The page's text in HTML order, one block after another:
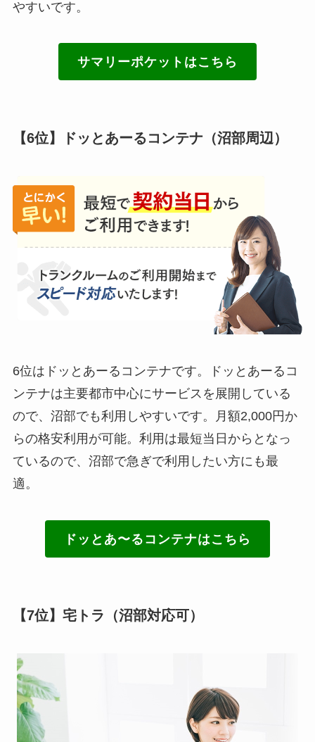
やすいです。
サマリーポケットはこちら
【6位】ドッとあーるコンテナ（沼部周辺）
6位はドッとあーるコンテナです。ドッとあーるコ
ンテナは主要都市中心にサービスを展開している
ので、沼部でも利用しやすいです。月額2,000円か
らの格安利用が可能。利用は最短当日からとなっ
ているので、沼部で急ぎで利用したい方にも最
適。
ドッとあ〜るコンテナはこちら
【7位】宅トラ（沼部対応可）